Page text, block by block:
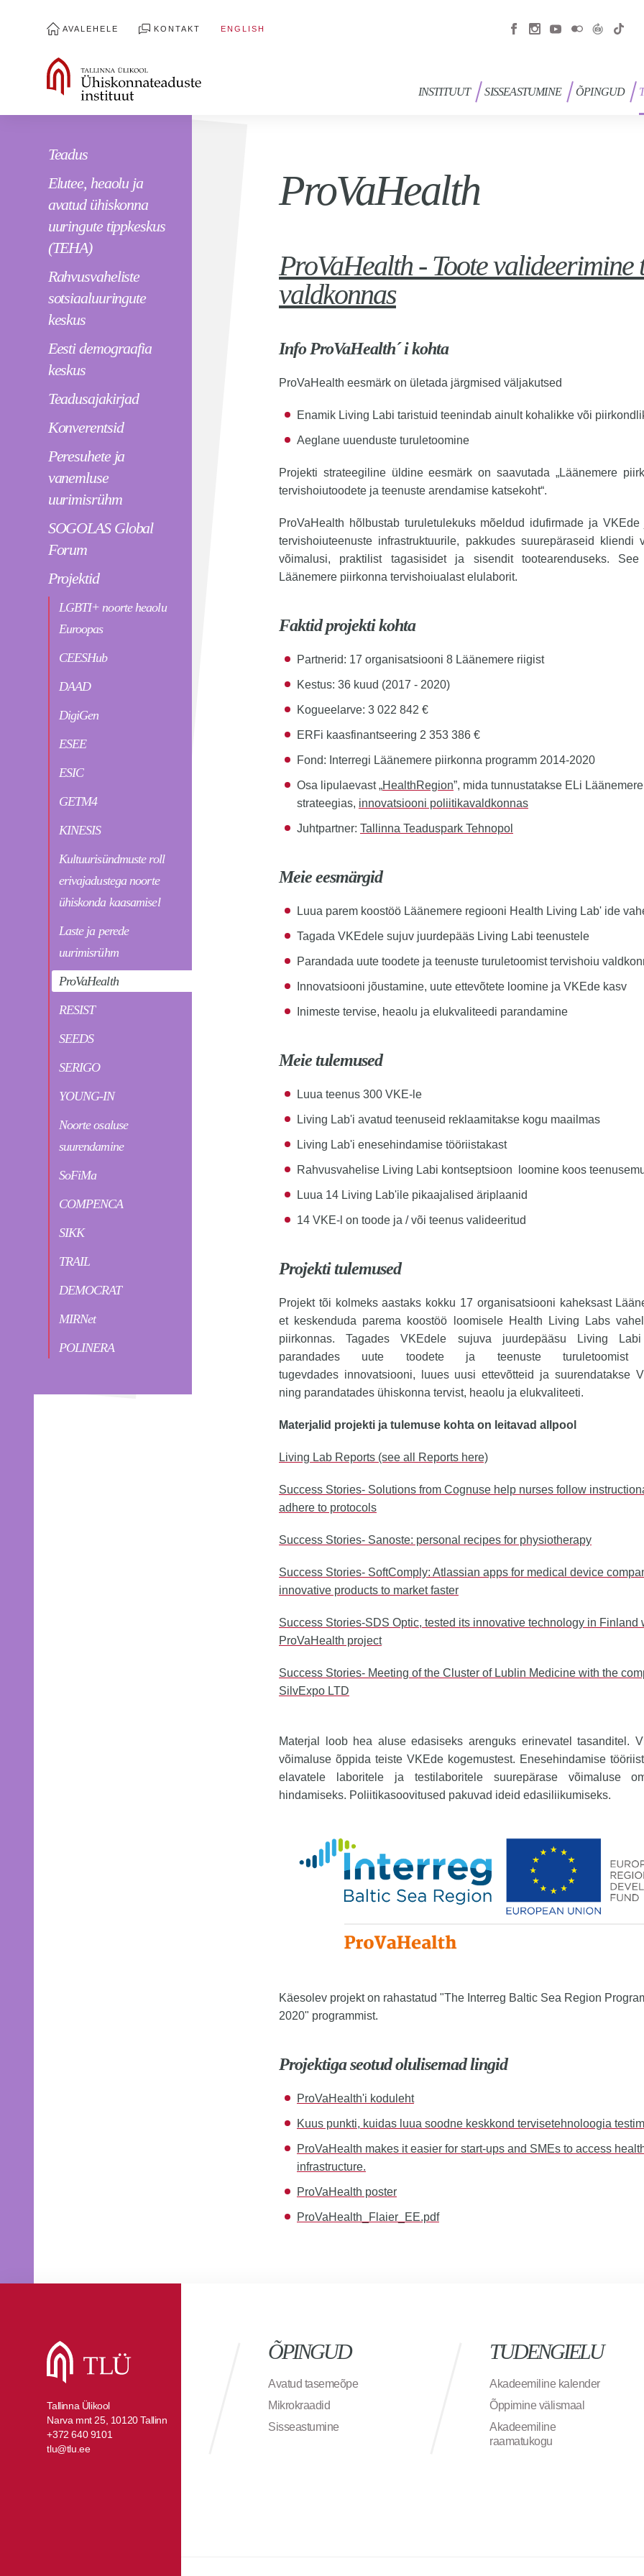
AVALEHELE KONTAKT ENGLISH
INSTITUUT SISSEASTUMINE ÕPINGUD
Teadus
Elutee, heaolu ja
avatud ühiskonna
uuringute tippkeskus
(TEHA)
Rahvusvaheliste
sotsiaaluuringute
keskus
Eesti demograafia
keskus
Teadusajakirjad
Konverentsid
Peresuhete ja
vanemluse
uurimisrühm
SOGOLAS Global
Forum
Projektid
LGBTI+ noorte heaolu
Euroopas
CEESHub
DAAD
DigiGen
ESEE
ESIC
GETM4
KINESIS
Kultuurisündmuste roll
erivajadustega noorte
ühiskonda kaasamisel
Laste ja perede
uurimisrühm
ProVaHealth
RESIST
SEEDS
SERIGO
YOUNG-IN
Noorte osaluse
suurendamine
SoFiMa
COMPENCA
SIKK
TRAIL
DEMOCRAT
MIRNet
POLINERA
ProVaHealth
ProVaHealth - Toote valideerimine
valdkonnas
Info ProVaHealth´ i kohta
ProVaHealth eesmärk on ületada järgmised väljakutsed
Enamik Living Labi taristuid teenindab ainult kohalikke või
Aeglane uuenduste turuletoomine
Projekti strateegiline üldine eesmärk on saavutada „Läänemere
tervishoiutoodete ja teenuste arendamise katsekoht“.
ProVaHealth hõlbustab turuletulekuks mõeldud idufirmade ja VKEde
tervishoiuteenuste infrastruktuurile, pakkudes suurepäraseid kliendi
võimalusi, praktilist tagasisidet ja sisendit tootearenduseks.
Läänemere piirkonna tervishoiualast elulaborit.
Faktid projekti kohta
Partnerid: 17 organisatsiooni 8 Läänemere riigist
Kestus: 36 kuud (2017 - 2020)
Kogueelarve: 3 022 842 €
ERFi kaasfinantseering 2 353 386 €
Fond: Interregi Läänemere piirkonna programm 2014-2020
Osa lipulaevast „HealthRegion”, mida tunnustatakse ELi
strateegias, innovatsiooni poliitikavaldkonnas
Juhtpartner: Tallinna Teaduspark Tehnopol
Meie eesmärgid
Luua parem koostöö Läänemere regiooni Health Living Lab' ide
Tagada VKEdele sujuv juurdepääs Living Labi teenustele
Parandada uute toodete ja teenuste turuletoomist tervishoiu
Innovatsiooni jõustamine, uute ettevõtete loomine ja VKEde kasv
Inimeste tervise, heaolu ja elukvaliteedi parandamine
Meie tulemused
Luua teenus 300 VKE-le
Living Lab'i avatud teenuseid reklaamitakse kogu maailmas
Living Lab'i enesehindamise tööriistakast
Rahvusvahelise Living Labi kontseptsioon loomine koos
Luua 14 Living Lab'ile pikaajalised äriplaanid
14 VKE-l on toode ja / või teenus valideeritud
Projekti tulemused
Projekt tõi kolmeks aastaks kokku 17 organisatsiooni kaheksast
et keskenduda parema koostöö loomisele Health Living Labs
piirkonnas. Tagades VKEdele sujuva juurdepääsu Living Labi
parandades uute toodete ja teenuste turuletoomist
tugevdades innovatsiooni, luues uusi ettevõtteid ja suurendatakse
ning parandatades ühiskonna tervist, heaolu ja elukvaliteeti.
Materjalid projekti ja tulemuse kohta on leitavad allpool
Living Lab Reports (see all Reports here)
Success Stories- Solutions from Cognuse help nurses follow
adhere to protocols
Success Stories- Sanoste: personal recipes for physiotherapy
Success Stories- SoftComply: Atlassian apps for medical device
innovative products to market faster
Success Stories-SDS Optic, tested its innovative technology in Finland
ProVaHealth project
Success Stories- Meeting of the Cluster of Lublin Medicine with the
SilvExpo LTD
Materjal loob hea aluse edasiseks arenguks erinevatel tasanditel.
võimaluse õppida teiste VKEde kogemustest. Enesehindamise
elavatele laboritele ja testilaboritele suurepärase võimaluse
hindamiseks. Poliitikasoovitused pakuvad ideid edasiliikumiseks.
Käesolev projekt on rahastatud "The Interreg Baltic Sea Region
2020" programmist.
Projektiga seotud olulisemad lingid
ProVaHealth'i koduleht
Kuus punkti, kuidas luua soodne keskkond tervisetehnoloogia
ProVaHealth makes it easier for start-ups and SMEs to access
infrastructure.
ProVaHealth poster
ProVaHealth_Flaier_EE.pdf
Tallinna Ülikool
Narva mnt 25, 10120 Tallinn
+372 640 9101
tlu@tlu.ee
ÕPINGUD
Avatud tasemeõpe
Mikrokraadid
Sisseastumine
TUDENGIELU
Akadeemiline kalender
Õppimine välismaal
Akadeemiline
raamatukogu